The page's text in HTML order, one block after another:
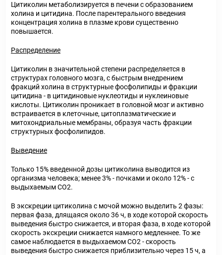
Цитиколин метаболизируется в печени с образованием
холина и цитидина. После парентерального введения
концентрация холина в плазме крови существенно
повышается.
Распределение
Цитиколин в значительной степени распределяется в
структурах головного мозга, с быстрым внедрением
фракций холина в структурные фосфолипиды и фракции
цитидина - в цитидиновые нуклеотиды и нуклеиновые
кислоты. Цитиколин проникает в головной мозг и активно
встраивается в клеточные, цитоплазматические и
митохондриальные мембраны, образуя часть фракции
структурных фосфолипидов.
Выведение
Только 15% введенной дозы цитиколина выводится из
организма человека; менее 3% - почками и около 12% - с
выдыхаемым СО2.
В экскреции цитиколина с мочой можно выделить 2 фазы:
первая фаза, длящаяся около 36 ч, в ходе которой скорость
выведения быстро снижается, и вторая фаза, в ходе которой
скорость экскреции снижается намного медленнее. То же
самое наблюдается в выдыхаемом СО2 - скорость
выведения быстро снижается приблизительно через 15 ч, а